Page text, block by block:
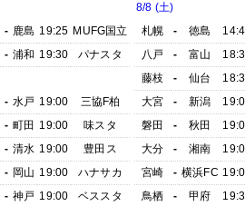
- 鹿島 19:25 MUFG国立
- 浦和 19:30
パナスタ
- 水戸 19:00
三協F柏
- 町田 19:00
味スタ
- 清水 19:00
豊田ス
- 岡山 19:00
ハナサカ
- 神戸 19:00
ベススタ
8/8 (土)
札幌
- 徳島
八戸
- 富山
藤枝
- 仙台
大宮
- 新潟
磐田
- 秋田
大分
- 湘南
宮崎
- 横浜FC
鳥栖
- 甲府